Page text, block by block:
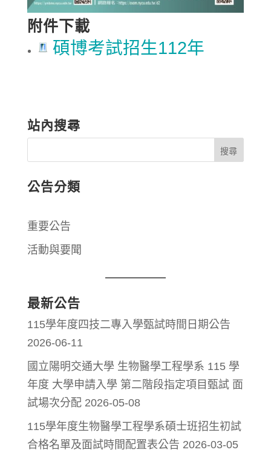
附件下載
碩博考試招生112年
站內搜尋
公告分類
重要公告
活動與要聞
最新公告
115學年度四技二專入學甄試時間日期公告
2026-06-11
國立陽明交通大學 生物醫學工程學系 115 學
年度 大學申請入學 第二階段指定項目甄試 面
試場次分配 2026-05-08
115學年度生物醫學工程學系碩士班招生初試
合格名單及面試時間配置表公告 2026-03-05